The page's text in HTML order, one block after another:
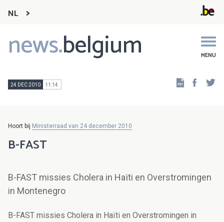
NL
news.belgium MENU
Main
navigation
24 DEC 2010 11:14
Hoort bij Ministerraad van 24 december 2010
B-FAST
B-FAST missies Cholera in Haïti en Overstromingen
in Montenegro
B-FAST missies Cholera in Haïti en Overstromingen in